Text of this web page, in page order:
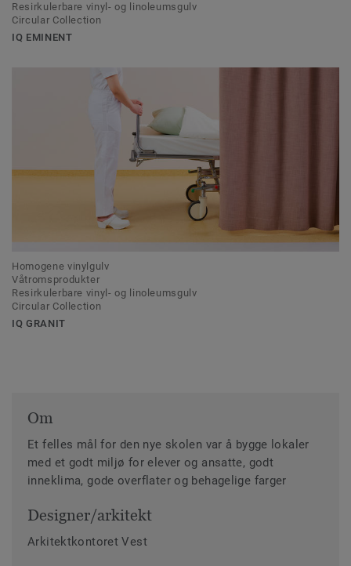
Resirkulerbare vinyl- og linoleumsgulv
Circular Collection
IQ EMINENT
Homogene vinylgulv
Våtromsprodukter
Resirkulerbare vinyl- og linoleumsgulv
Circular Collection
IQ GRANIT
Om
Et felles mål for den nye skolen var å bygge lokaler
med et godt miljø for elever og ansatte, godt
inneklima, gode overflater og behagelige farger
Designer/arkitekt
Arkitektkontoret Vest